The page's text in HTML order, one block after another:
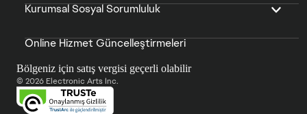
Kurumsal Sosyal Sorumluluk
Online Hizmet Güncelleştirmeleri
Bölgeniz için satış vergisi geçerli olabilir
© 2026 Electronic Arts Inc.